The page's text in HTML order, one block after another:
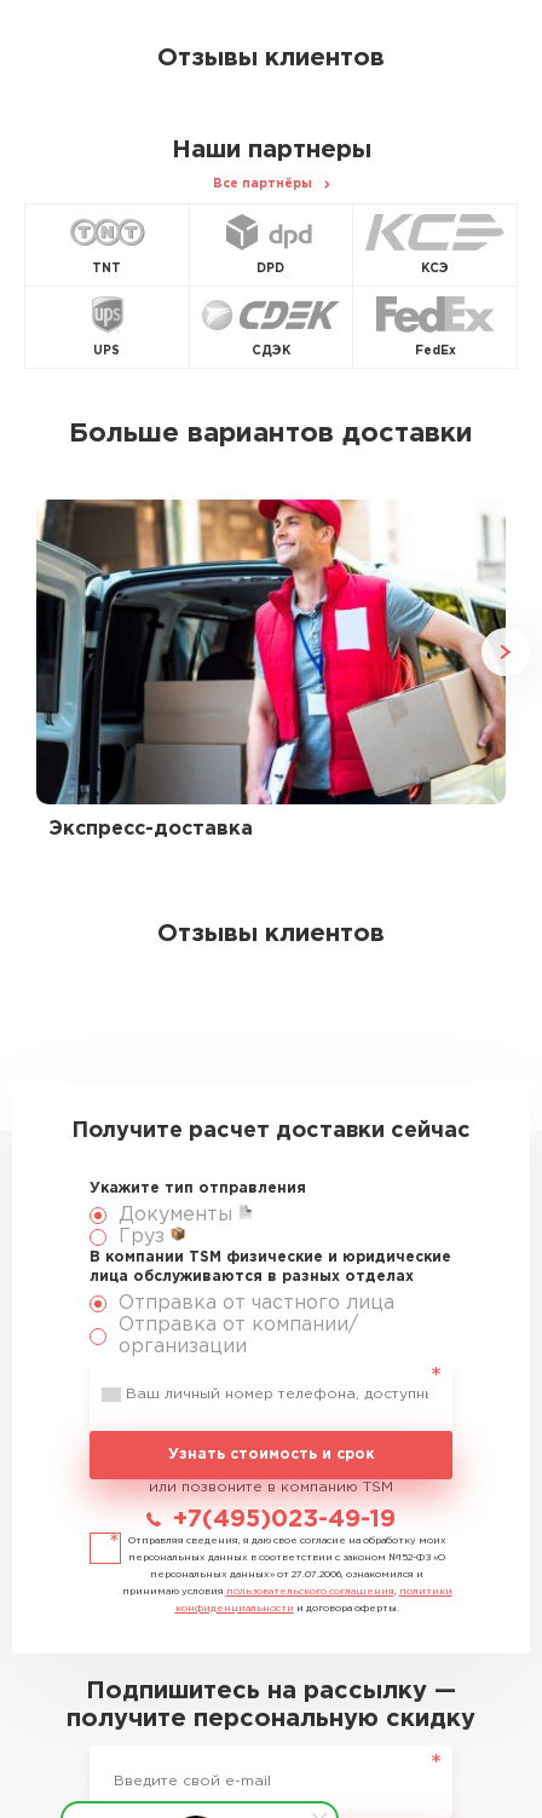
Отзывы клиентов
Наши партнеры
Все партнёры
TNT DPD КСЭ
UPS СДЭК FedEx
Больше вариантов доставки
Экспресс-доставка
Отзывы клиентов
Получите расчет доставки сейчас
Укажите тип отправления
Документы
Груз
В компании TSM физические и юридические
лица обслуживаются в разных отделах
Отправка от частного лица
Отправка от компании/
организации
Узнать стоимость и срок
или позвоните в компанию TSM
+7(495)023-49-19
Отправляя сведения, я даю свое согласие на обработку моих
персональных данных в соответствии с законом №152-ФЗ «О
персональных данных» от 27.07.2006, ознакомился и
принимаю условия пользовательского соглашения
политики
конфиденциальности и договора оферты.
Подпишитесь на рассылку —
получите персональную скидку